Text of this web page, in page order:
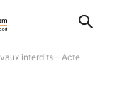
interdits – Acte